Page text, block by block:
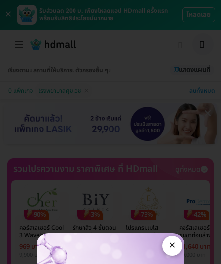
×
รับส่วนลด 200 บ. เพียงโหลดแอป HDmall ครั้งแรก
พร้อมรับสิทธิประโยชน์มากมาย
โหลดเลย
เรียงตาม สถานที่ให้บริการ ตัวกรองอื่น ๆ แสดงแผนที่
0 แพ็กเกจ โรงพยาบาลศุขเวช ลบทั้งหมด
รวมโปรความงาม ราคาพิเศษ ที่ HDmall ดูทั้งหมด
-90%
คอร์สเลเซอร์ Cool
3 Wavelength
Diode กำจัดขน
รักแร้ 1 ปี 12 ครั้ง
(1 สิทธิ์/ท่าน)
969 บาท
9,900 บาท
-3%
รักษาสิว 4 ขั้นตอน
(กดสิว ฉีดสิว มาส์ก
-73%
โปรแกรมเมโส
Meso Bright
จำนวนซีซีขึ้นอยู่กับ
แพทย์ประเมิน เพื่อ
ปรับผิวกระจ่างใส 1
-42%
คอร์สเลเซอร์กำจั
ขนขาท่อนล่าง 2
ข้าง 5 ครั้ง ด้วย
เลเซอร์
11,640 บาท
20,000 บาท
×